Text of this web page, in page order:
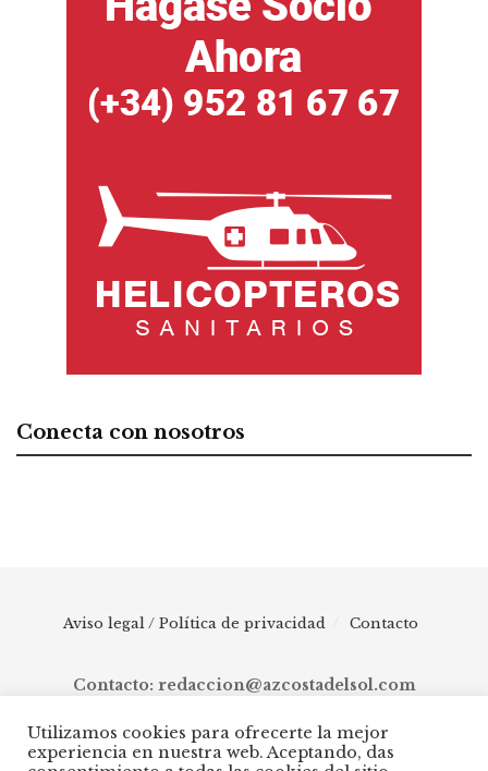
Conecta con nosotros
Aviso legal / Política de privacidad Contacto
Contacto: redaccion@azcostadelsol.com
© 2025 AZ Costa del Sol - Diario digital de Málaga capital hasta
Utilizamos cookies para ofrecerte la mejor
experiencia en nuestra web. Aceptando, das